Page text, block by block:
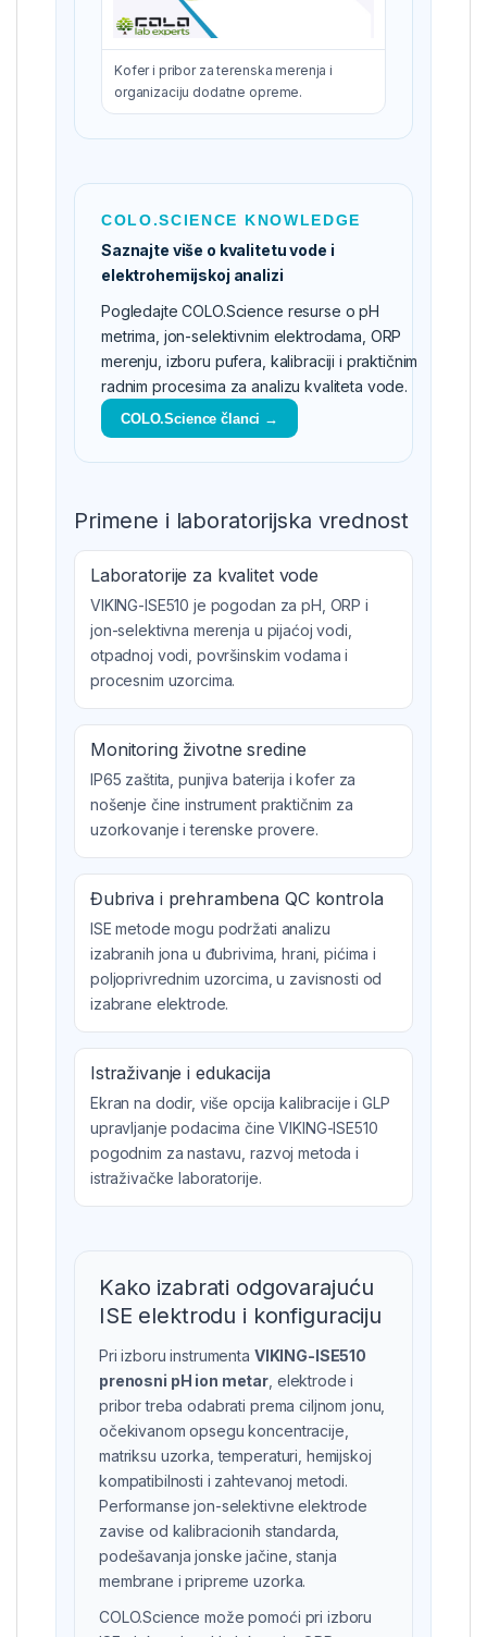
Kofer i pribor za terenska merenja i
organizaciju dodatne opreme.
COLO.SCIENCE KNOWLEDGE
Saznajte više o kvalitetu vode i
elektrohemijskoj analizi
Pogledajte COLO.Science resurse o pH
metrima, jon-selektivnim elektrodama, ORP
merenju, izboru pufera, kalibraciji i praktičnim
radnim procesima za analizu kvaliteta vode.
COLO.Science članci →
Primene i laboratorijska vrednost
Laboratorije za kvalitet vode
VIKING-ISE510 je pogodan za pH, ORP i
jon-selektivna merenja u pijaćoj vodi,
otpadnoj vodi, površinskim vodama i
procesnim uzorcima.
Monitoring životne sredine
IP65 zaštita, punjiva baterija i kofer za
nošenje čine instrument praktičnim za
uzorkovanje i terenske provere.
Đubriva i prehrambena QC kontrola
ISE metode mogu podržati analizu
izabranih jona u đubrivima, hrani, pićima i
poljoprivrednim uzorcima, u zavisnosti od
izabrane elektrode.
Istraživanje i edukacija
Ekran na dodir, više opcija kalibracije i GLP
upravljanje podacima čine VIKING-ISE510
pogodnim za nastavu, razvoj metoda i
istraživačke laboratorije.
Kako izabrati odgovarajuću
ISE elektrodu i konfiguraciju
Pri izboru instrumenta VIKING-ISE510
prenosni pH ion metar , elektrode i
pribor treba odabrati prema ciljnom jonu,
očekivanom opsegu koncentracije,
matriksu uzorka, temperaturi, hemijskoj
kompatibilnosti i zahtevanoj metodi.
Performanse jon-selektivne elektrode
zavise od kalibracionih standarda,
podešavanja jonske jačine, stanja
membrane i pripreme uzorka.
COLO.Science može pomoći pri izboru